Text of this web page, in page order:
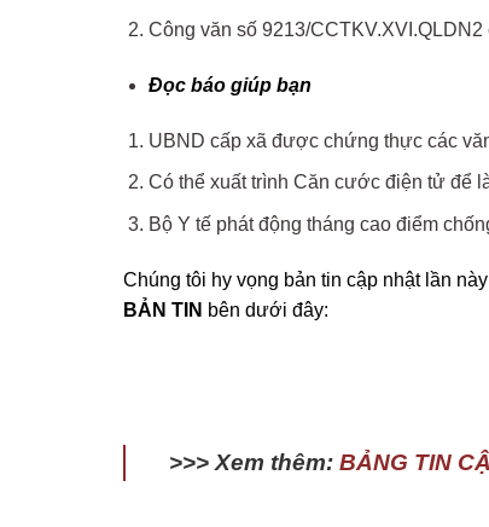
Công văn số 9213/
Đọc báo giúp bạn
UBND cấp xã được chứng thực các
Có thể xuất trình Căn cước điện tử để
Bộ Y tế phát động tháng cao điểm
Chúng tôi hy vọng bản tin cập nhật lần
BẢN TIN bên dưới đây:
>>> Xem thêm: BẢNG TIN